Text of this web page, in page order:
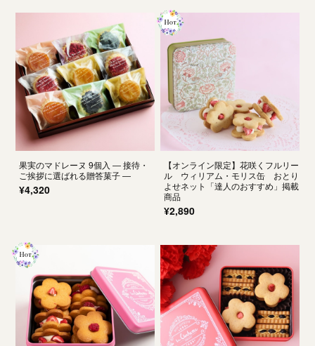
果実のマドレーヌ 9個入 ― 接待・
ご挨拶に選ばれる贈答菓子 ―
¥4,320
【オンライン限定】花咲くフルリー
ル ウィリアム・モリス缶 おとり
よせネット「達人のおすすめ」掲載
商品
¥2,890